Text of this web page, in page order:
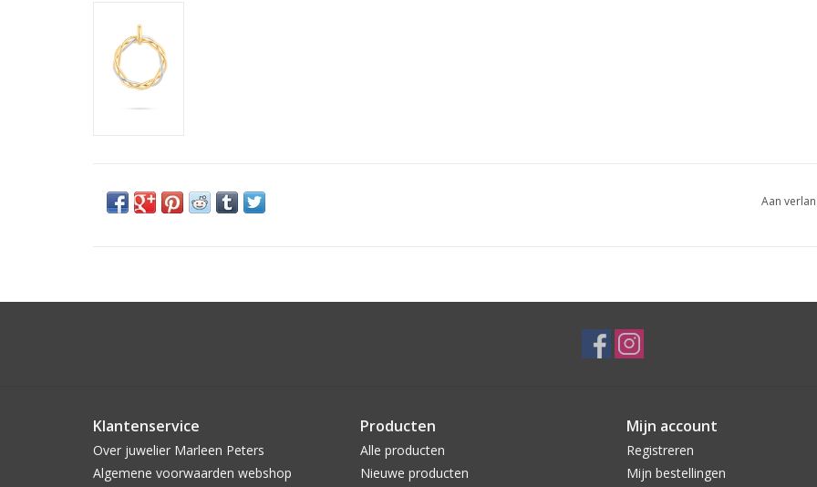
Aan
Klantenservice
Over juwelier Marleen Peters
Algemene voorwaarden webshop
Producten
Alle producten
Nieuwe producten
Mijn account
Registreren
Mijn bestellingen